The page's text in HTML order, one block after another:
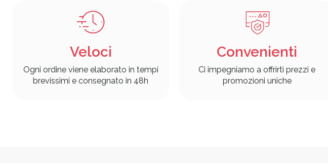
Veloci
Ogni ordine viene elaborato in tempi
brevissimi e consegnato in 48h
Convenienti
Ci impegniamo a offrirti prezzi e
promozioni uniche